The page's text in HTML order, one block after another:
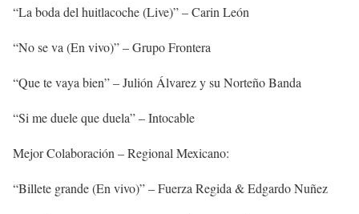
“La boda del huitlacoche (Live)” – Carin León
“No se va (En vivo)” – Grupo Frontera
“Que te vaya bien” – Julión Álvarez y su Norteño Banda
“Si me duele que duela” – Intocable
Mejor Colaboración – Regional Mexicano:
“Billete grande (En vivo)” – Fuerza Regida & Edgardo Nuñez